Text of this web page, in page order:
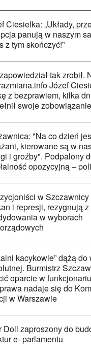
Ciesielka: „Układy,
panują w naszym
z tym skończyć!”
tak zrobił.
Józef
z bezprawiem, kilka
swoje zobowiązanie
"Na co dzień
kierowane są w
i groźby". Podpalony
opozycyjną –
w
i represji, rezygnują z
w wyborach
kacykowie” dążą do
Burmistrz
oparcie w
nadaje się do
w Warszawie
Doll zaproszony do
e- parlamentu